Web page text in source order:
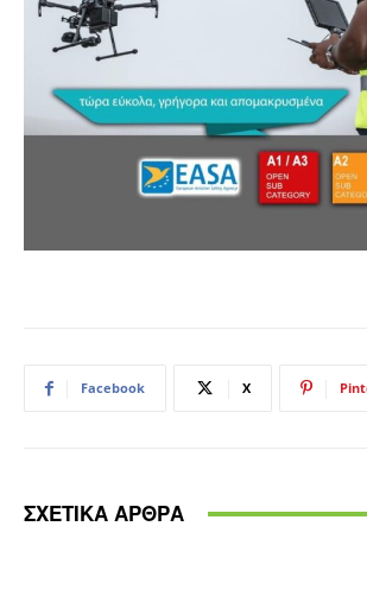
Facebook X
ΣΧΕΤΙΚΑ ΑΡΘΡΑ